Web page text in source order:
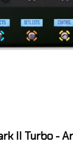
II Turbo -